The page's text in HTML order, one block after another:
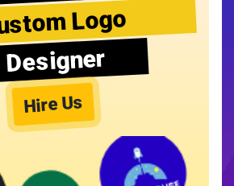
Logo
Designer
Hire Us